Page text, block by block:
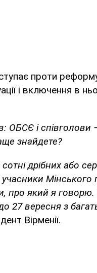
проти
і включення в
ОБСЄ і співголови
знайдете?
дрібних або
Мінського
про який я говорю.
27 вересня з
Вірменії.